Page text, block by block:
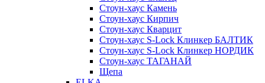
Стоун-хаус Камень
Стоун-хаус Кирпич
Стоун-хаус Кварцит
Стоун-хаус S-Lock Клинкер БАЛТИК
Стоун-хаус S-Lock Клинкер НОРДИК
Стоун-хаус ТАГАНАЙ
Щепа